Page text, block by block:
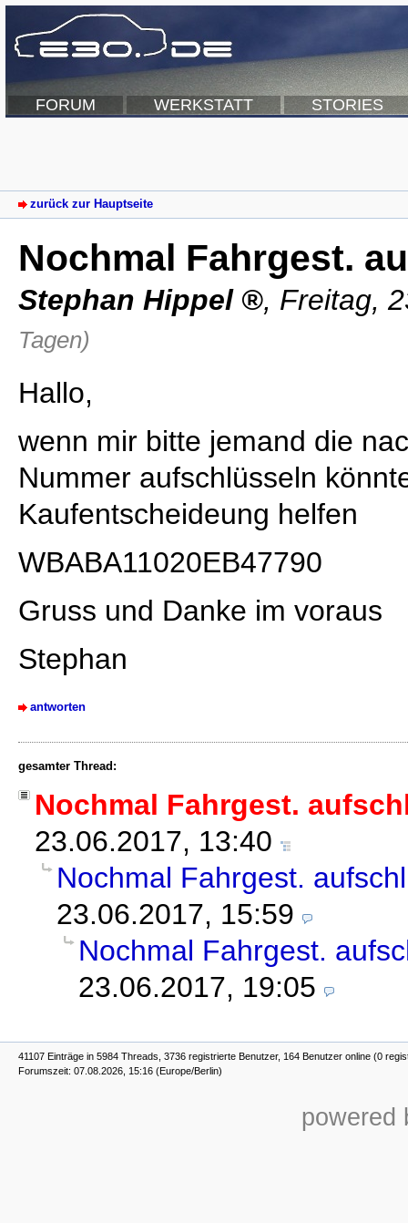
FORUM WERKSTATT STORIES
zurück zur Hauptseite
Nochmal Fahrgest.
Stephan Hippel , Freitag,
Tagen)
Hallo,
wenn mir bitte jemand die
Nummer aufschlüsseln
Kaufentscheideung helfen
WBABA11020EB47790
Gruss und Danke im voraus
Stephan
antworten
gesamter Thread:
Nochmal Fahrgest.
23.06.2017, 13:40
Nochmal Fahrgest.
23.06.2017, 15:59
Nochmal Fahrgest.
23.06.2017, 19:05
41107 Einträge in 5984 Threads, 3736 registrierte Benutzer, 164 Benutzer online (0
Forumszeit: 07.08.2026, 15:16 (Europe/Berlin)
powered